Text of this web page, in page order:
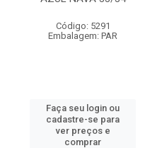
Código: 5291
Embalagem: PAR
Faça seu login ou
cadastre-se para
ver preços e
comprar